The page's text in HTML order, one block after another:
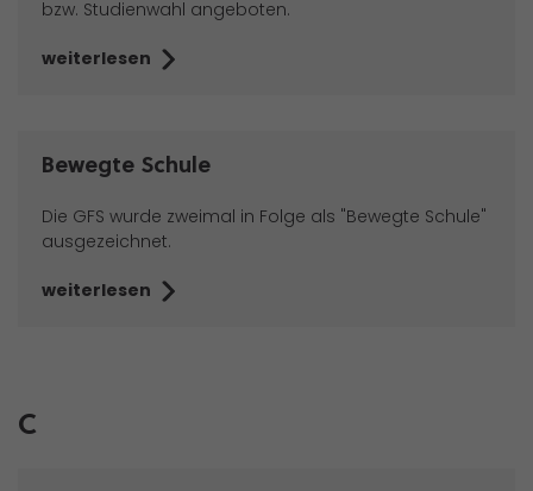
bzw. Studienwahl angeboten.
weiterlesen
Bewegte Schule
Die GFS wurde zweimal in Folge als "Bewegte Schule"
ausgezeichnet.
weiterlesen
C